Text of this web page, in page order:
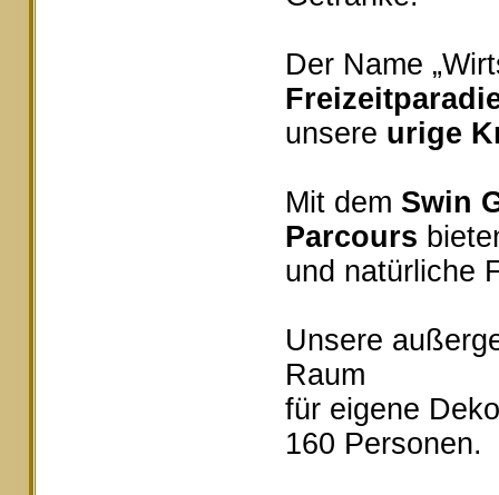
Der Name
unsere urige
Mit dem Swin
Parcours
und natürliche
Unsere
Raum
für eigene
160 Personen.